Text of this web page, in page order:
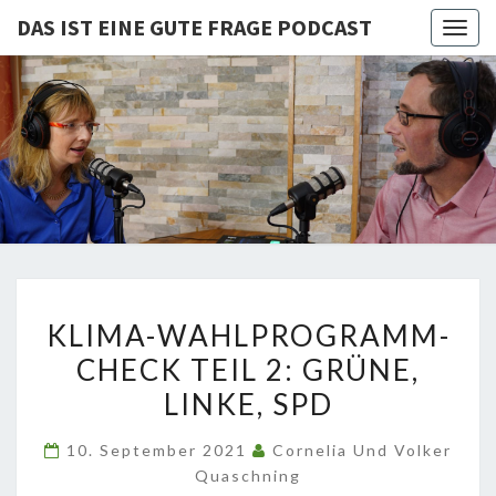
DAS IST EINE GUTE FRAGE PODCAST
DAS IST
EINE
GUTE
PODCAST
Von Cornelia Und
Volker
Quaschning – Der
Podcast Zur
Klimakrise Und
Energierevolution
Und
Fakten Und
Hintergründe
WAHLPROGRAMM-
CHECK
TEIL
GRÜNE,
LINKE,
KLIMA-WAHLPROGRAMM-
CHECK TEIL 2: GRÜNE,
LINKE, SPD
10. September 2021
Cornelia Und Volker
Quaschning